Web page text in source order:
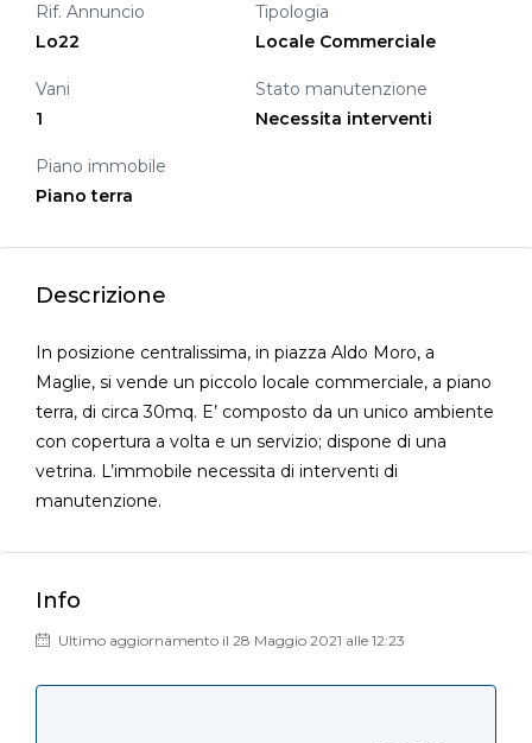
Rif. Annuncio
Lo22
Tipologia
Locale Commerciale
Vani
1
Stato manutenzione
Necessita interventi
Piano immobile
Piano terra
Descrizione
In posizione centralissima, in piazza Aldo Moro, a
Maglie, si vende un piccolo locale commerciale, a piano
terra, di circa 30mq. E’ composto da un unico ambiente
con copertura a volta e un servizio; dispone di una
vetrina. L’immobile necessita di interventi di
manutenzione.
Info
Ultimo aggiornamento il 28 Maggio 2021 alle 12:23